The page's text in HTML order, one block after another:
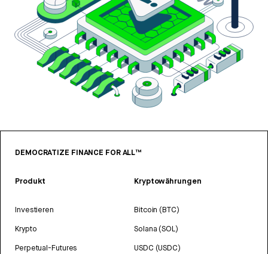
DEMOCRATIZE FINANCE FOR ALL™
Produkt
Investieren
Krypto
Perpetual-Futures
Kryptowährungen
Bitcoin (BTC)
Solana (SOL)
USDC (USDC)